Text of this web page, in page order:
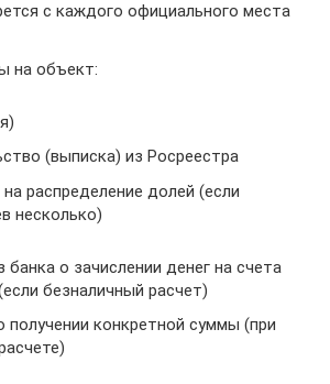
с каждого официального места
на объект:
(выписка) из Росреестра
распределение долей (если
несколько)
банка о зачислении денег на счета
безналичный расчет)
получении конкретной суммы (при